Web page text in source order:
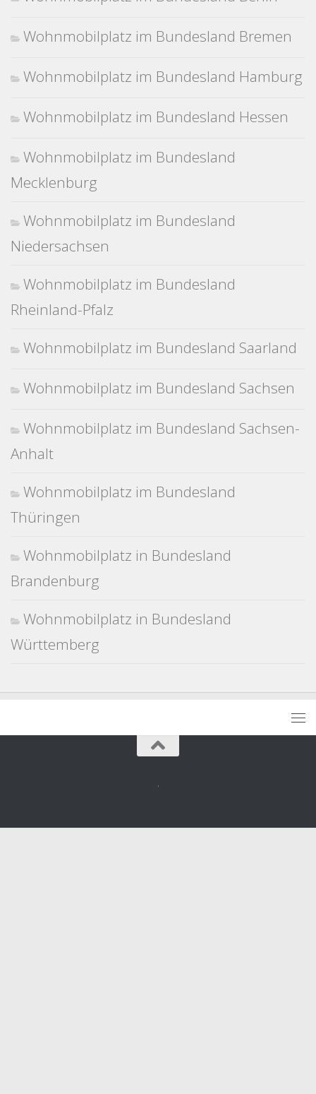
Wohnmobilplatz im Bundesland Bremen
Wohnmobilplatz im Bundesland Hamburg
Wohnmobilplatz im Bundesland Hessen
Wohnmobilplatz im Bundesland
Mecklenburg
Wohnmobilplatz im Bundesland
Niedersachsen
Wohnmobilplatz im Bundesland
Rheinland-Pfalz
Wohnmobilplatz im Bundesland Saarland
Wohnmobilplatz im Bundesland Sachsen
Wohnmobilplatz im Bundesland Sachsen-
Anhalt
Wohnmobilplatz im Bundesland
Thüringen
Wohnmobilplatz in Bundesland
Brandenburg
Wohnmobilplatz in Bundesland
Württemberg
.